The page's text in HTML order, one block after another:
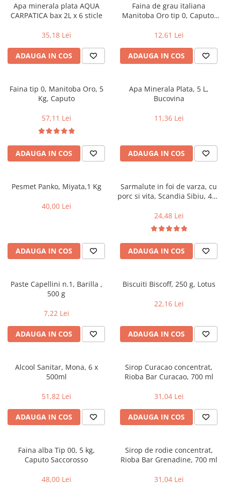
Sosuri si dressinguri
Condimente
Faina, orez & alte alimente de baza
Paste fainoase si cereale
Cafea si ceai
Gem, miere si alte creme
tartinabile
Conserve
Chipsuri & Snacksuri
Bauturi Non-Alcoolice
Bauturi carbogazoase
Bauturi energizante
Hartie igienica
Dezinfectant toaleta
Odorizant toaleta
Detergent vase
Solutii suprafete bucatarie
Saci menajeri
Bureti vase si lavete
Prosoape de hartie si servetele
Manusi unica folosinta
Accesorii maturi, mopuri & galeti
Produse curatare casa si exterior
Solutii dezinfectante
Servetele umede antibacteriene
Solutie curatat mobila
Solutie curatat podele
Solutie curatat covoare
Produse ingrijire incaltaminte si
accesorii
Masini curatat pardoseli
Organizare si depozitare
Cutii depozitare
Umerase pentru haine si suporturi
Servetele umede antibacteriene
pentru maini
Tratamente ingrijire corp
Deodorante si antiperspirante
Ceara, benzi si creme depilatoare
Sapun dezinfectant
Ingrijire par
Sampon de par
Balsam de par
Tratamente si masca de par
Vopsea de par si oxidant
Ceara de par si gel
Produse ingrijire barba si mustata
Igiena intima
Tampoane si absorbante
Scutece adulti
Produse autobronzante
Produse cu protectie solara
Igiena dentara
Pasta de dinti
Produse manichiura & pedichiura
Dizolvante si tratamente pentru
Produse dezinfectante
Consumabile sanitare
Uniforme medicale de unica
Apa minerala plata AQUA
CARPATICA bax 2L x 6 sticle
35,18 Lei
ADAUGA IN COS
Faina de grau italiana
Manitoba Oro tip 0, Caputo,
12,61 Lei
ADAUGA IN COS
Faina tip 0, Manitoba Oro, 5
Kg, Caputo
57,11 Lei
ADAUGA IN COS
Apa Minerala Plata, 5 L,
Bucovina
11,36 Lei
ADAUGA IN COS
Pesmet Panko, Miyata,1 Kg
40,00 Lei
ADAUGA IN COS
Sarmalute in foi de varza, cu
porc si vita, Scandia Sibiu, 400
24,48 Lei
ADAUGA IN COS
Paste Capellini n.1, Barilla ,
500 g
7,22 Lei
ADAUGA IN COS
Biscuiti Biscoff, 250 g, Lotus
22,16 Lei
ADAUGA IN COS
Alcool Sanitar, Mona, 6 x
500ml
51,82 Lei
ADAUGA IN COS
Sirop Curacao concentrat,
Rioba Bar Curacao, 700 ml
31,04 Lei
ADAUGA IN COS
Faina alba Tip 00, 5 kg,
Caputo Saccorosso
48,00 Lei
Sirop de rodie concentrat,
Rioba Bar Grenadine, 700 ml
31,04 Lei